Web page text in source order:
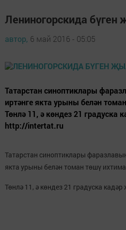
Лениногорскида
автор, 6 май 2016 - 05:05
Татарстан синоптиклары
иртәнге якта урыны белән
Төнлә 11, ә көндез 21
http://intertat.ru
Татарстан синоптиклары
якта урыны белән томан төшү
Төнлә 11, ә көндез 21 градуска